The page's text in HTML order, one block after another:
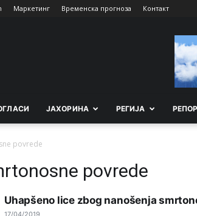
Маркетинг Временска прогноза Контакт
ЈАХОРИНА РEГИЈА
povrede
povrede
Uhapšeno lice zbog nanošenja
17/04/2019